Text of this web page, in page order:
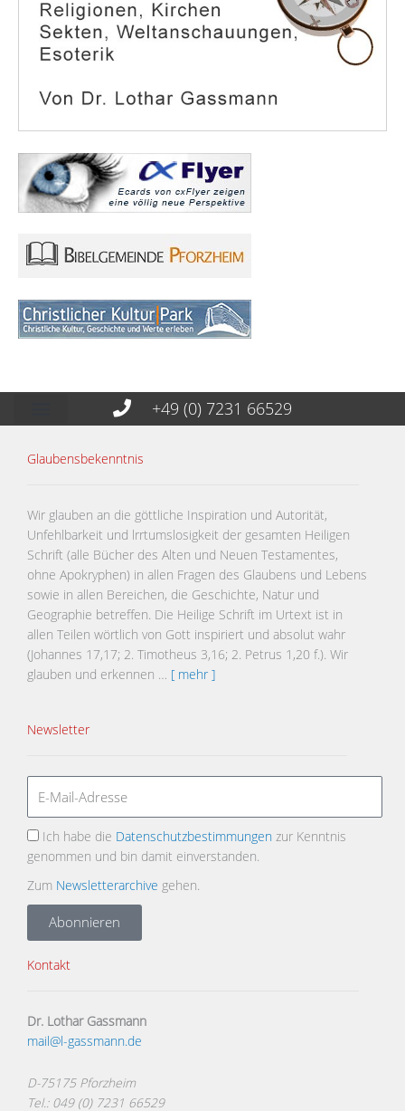
+49 (0) 7231 66529
Glaubensbekenntnis
Wir glauben an die göttliche Inspiration und Autorität,
Unfehlbarkeit und lrrtumslosigkeit der gesamten Heiligen
Schrift (alle Bücher des Alten und Neuen Testamentes,
ohne Apokryphen) in allen Fragen des Glaubens und Lebens
sowie in allen Bereichen, die Geschichte, Natur und
Geographie betreffen. Die Heilige Schrift im Urtext ist in
allen Teilen wörtlich von Gott inspiriert und absolut wahr
(Johannes 17,17; 2. Timotheus 3,16; 2. Petrus 1,20 f.). Wir
glauben und erkennen … [ mehr ]
Newsletter
Ich habe die Datenschutzbestimmungen zur Kenntnis
genommen und bin damit einverstanden.
Zum Newsletterarchive gehen.
Abonnieren
Kontakt
Dr. Lothar Gassmann
mail@l-gassmann.de
D-75175 Pforzheim
Tel.: 049 (0) 7231 66529